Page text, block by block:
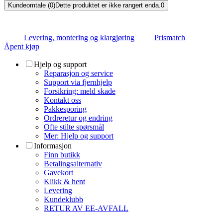
Kundeomtale (0)Dette produktet er ikke rangert enda.0
Levering, montering og klargjøring
Prismatch
Åpent kjøp
Hjelp og support
Reparasjon og service
Support via fjernhjelp
Forsikring: meld skade
Kontakt oss
Pakkesporing
Ordreretur og endring
Ofte stilte spørsmål
Mer: Hjelp og support
Informasjon
Finn butikk
Betalingsalternativ
Gavekort
Klikk & hent
Levering
Kundeklubb
RETUR AV EE-AVFALL